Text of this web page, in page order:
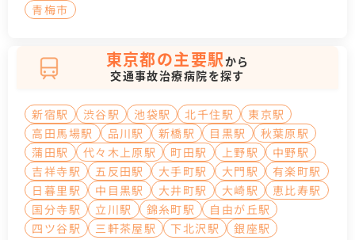
青梅市
東京都の主要駅から
交通事故治療病院を探す
新宿駅 渋谷駅 池袋駅 北千住駅
東京駅
高田馬場駅
品川駅 新橋駅 目黒駅
秋葉原駅
蒲田駅
代々木上原駅 町田駅 上野駅
中野駅
吉祥寺駅
五反田駅 大手町駅 大門駅
有楽町駅
日暮里駅
中目黒駅 大井町駅 大崎駅
恵比寿駅
国分寺駅
立川駅 錦糸町駅
自由が丘駅
四ツ谷駅
三軒茶屋駅 下北沢駅 銀座駅